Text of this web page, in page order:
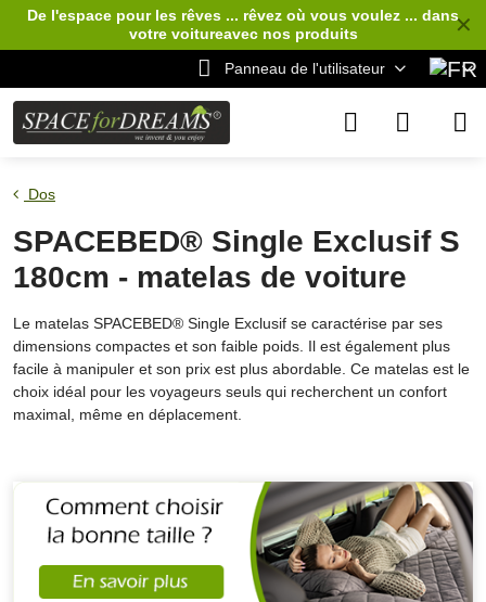
✕
De l'espace pour les rêves ... rêvez où vous voulez ... dans
votre voitureavec nos produits
Panneau de l'utilisateur
Dos
SPACEBED® Single Exclusif S
180cm - matelas de voiture
Le matelas SPACEBED® Single Exclusif se caractérise par ses
dimensions compactes et son faible poids. Il est également plus
facile à manipuler et son prix est plus abordable. Ce matelas est le
choix idéal pour les voyageurs seuls qui recherchent un confort
maximal, même en déplacement.